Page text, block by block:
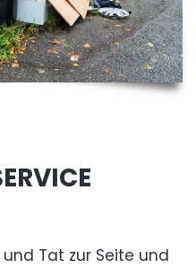
Tat zur Seite und